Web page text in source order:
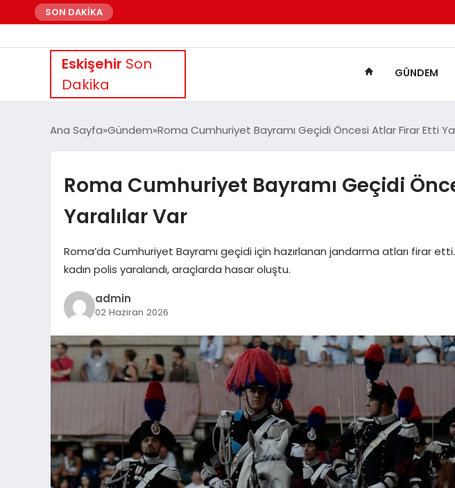
SON DAKİKA
Eskişehir Son
Dakika
GÜNDEM
Ana Sayfa Gündem Roma Cumhuriyet Bayramı Geçidi Öncesi Atlar Firar Etti
Roma Cumhuriyet Bayramı Geçidi
Yaralılar Var
Roma’da Cumhuriyet Bayramı geçidi için hazırlanan jandarma atları firar etti.
kadın polis yaralandı, araçlarda hasar oluştu.
admin
02 Haziran 2026